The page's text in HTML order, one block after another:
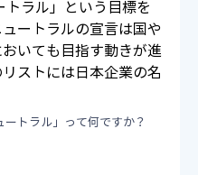
ラル」という目標を
ートラルの宣言は国や
いても目指す動きが進
ストには日本企業の名
トラル」って何ですか？